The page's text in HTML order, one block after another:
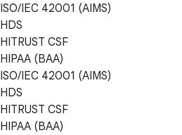
ISO/IEC 42001 (AIMS)
HDS
HITRUST CSF
HIPAA (BAA)
ISO/IEC 42001 (AIMS)
HDS
HITRUST CSF
HIPAA (BAA)